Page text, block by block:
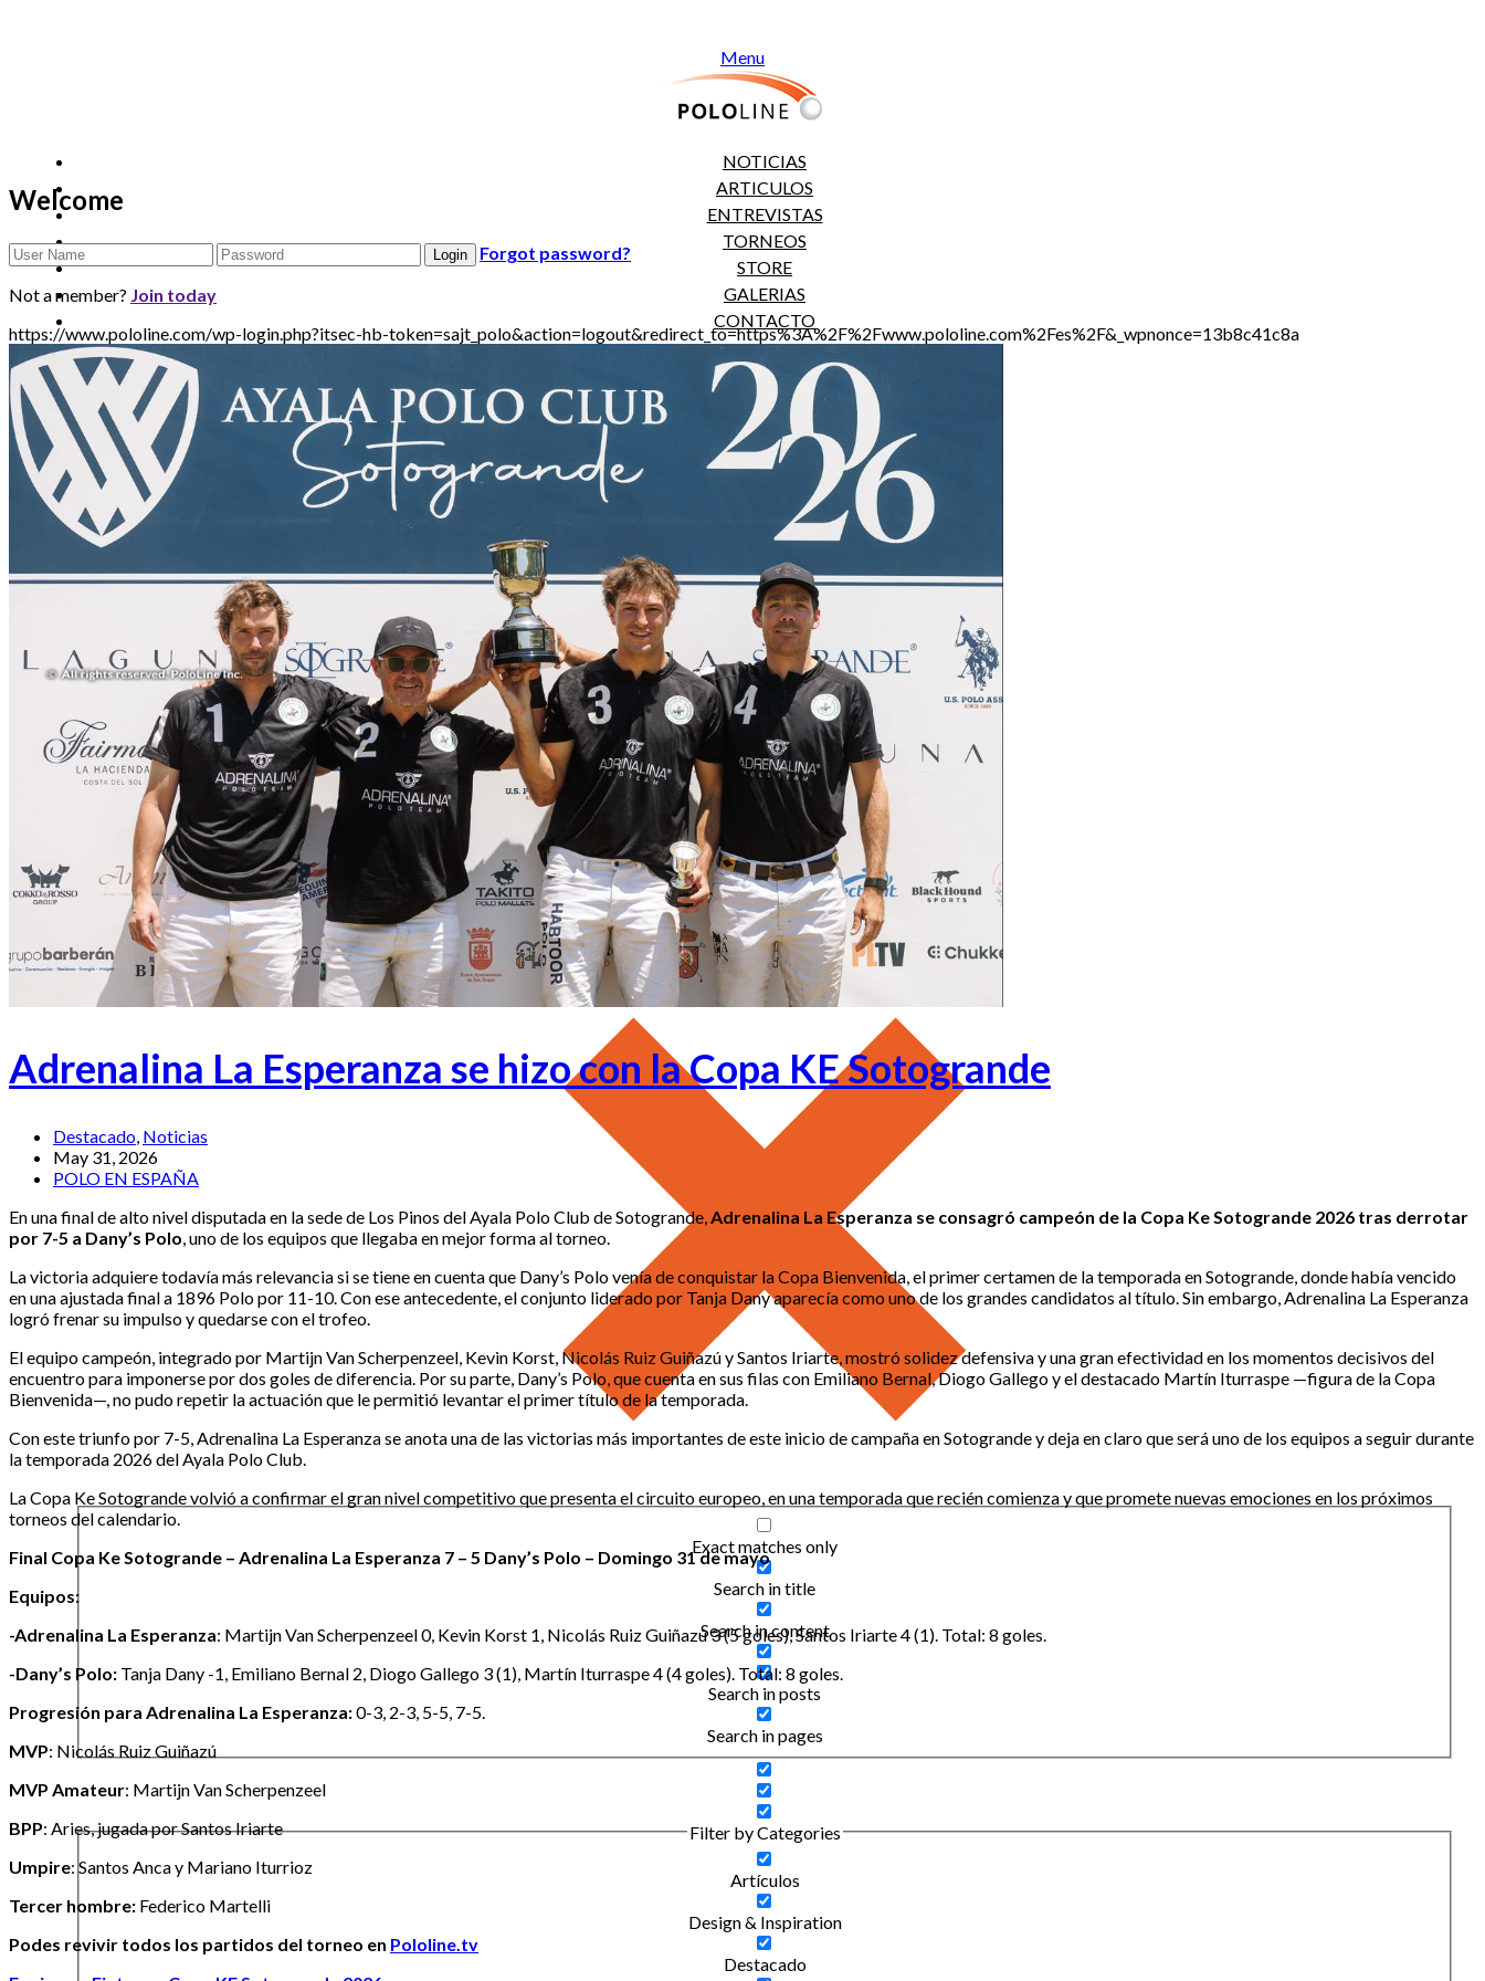
Menu
NOTICIAS
ARTICULOS
ENTREVISTAS
TORNEOS
STORE
GALERIAS
CONTACTO
Exact matches only
Search in title
Search in content
Search in posts
Search in pages
Filter by Categories
Artículos
Design & Inspiration
Destacado
Welcome
Forgot password?
Not a member? Join today
https://www.pololine.com/wp-login.php?itsec-hb-token=sajt_polo&action=logout&redirect_to=https%3A%2F%2Fwww.pololine.com%2Fes%2F&_wpnonce=13b8c41c8a
Adrenalina La Esperanza se hizo con la Copa KE Sotogrande
Destacado Noticias
May 31, 2026
POLO EN ESPAÑA
En una final de alto nivel disputada en la sede de Los Pinos del Ayala Polo Club de Sotogrande, Adrenalina La Esperanza se consagró campeón de la Copa Ke Sotogrande 2026 tras derrotar
por 7-5 a Dany’s Polo , uno de los equipos que llegaba en mejor forma al torneo.
La victoria adquiere todavía más relevancia si se tiene en cuenta que Dany’s Polo venía de conquistar la Copa Bienvenida, el primer certamen de la temporada en Sotogrande, donde había vencido
en una ajustada final a 1896 Polo por 11-10. Con ese antecedente, el conjunto liderado por Tanja Dany aparecía como uno de los grandes candidatos al título. Sin embargo, Adrenalina La Esperanza
logró frenar su impulso y quedarse con el trofeo.
El equipo campeón, integrado por Martijn Van Scherpenzeel, Kevin Korst, Nicolás Ruiz Guiñazú y Santos Iriarte, mostró solidez defensiva y una gran efectividad en los momentos decisivos del
encuentro para imponerse por dos goles de diferencia. Por su parte, Dany’s Polo, que cuenta en sus filas con Emiliano Bernal, Diogo Gallego y el destacado Martín Iturraspe —figura de la Copa
Bienvenida—, no pudo repetir la actuación que le permitió levantar el primer título de la temporada.
Con este triunfo por 7-5, Adrenalina La Esperanza se anota una de las victorias más importantes de este inicio de campaña en Sotogrande y deja en claro que será uno de los equipos a seguir durante
la temporada 2026 del Ayala Polo Club.
La Copa Ke Sotogrande volvió a confirmar el gran nivel competitivo que presenta el circuito europeo, en una temporada que recién comienza y que promete nuevas emociones en los próximos
torneos del calendario.
Final Copa Ke Sotogrande – Adrenalina La Esperanza 7 – 5 Dany’s Polo – Domingo 31 de mayo
Equipos:
-Adrenalina La Esperanza: Martijn Van Scherpenzeel 0, Kevin Korst 1, Nicolás Ruiz Guiñazú 3 (5 goles), Santos Iriarte 4 (1). Total: 8 goles.
-Dany’s Polo: Tanja Dany -1, Emiliano Bernal 2, Diogo Gallego 3 (1), Martín Iturraspe 4 (4 goles). Total: 8 goles.
Progresión para Adrenalina La Esperanza:0-3, 2-3, 5-5, 7-5.
MVP: Nicolás Ruiz Guiñazú
MVP Amateur: Martijn Van Scherpenzeel
BPP: Aries, jugada por Santos Iriarte
Umpire: Santos Anca y Mariano Iturrioz
Tercer hombre: Federico Martelli
Podes revivir todos los partidos del torneo en Pololine.tv